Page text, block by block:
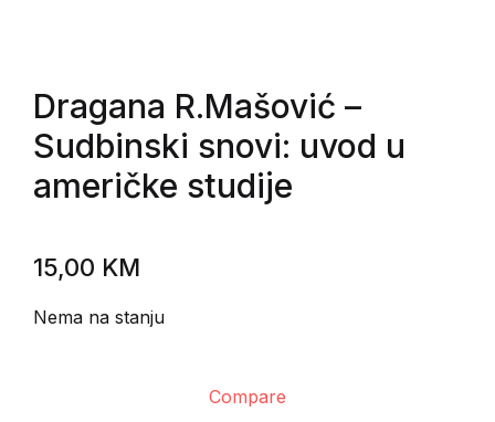
Dragana R.Mašović –
Sudbinski snovi: uvod u
američke studije
15,00 KM
Nema na stanju
Compare